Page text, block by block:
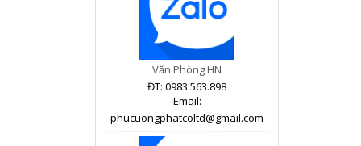
Văn Phòng HN
ĐT: 0983.563.898
Email:
phucuongphatcoltd@gmail.com